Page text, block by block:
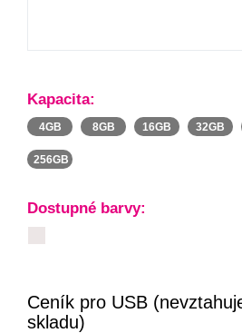
Kapacita:
4GB 8GB 16GB 32GB
256GB
Dostupné barvy:
Ceník pro USB
skladu)